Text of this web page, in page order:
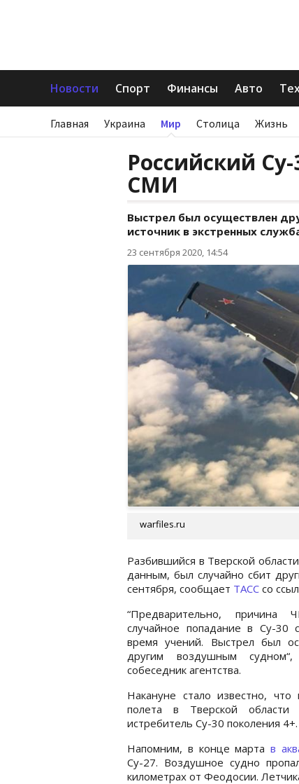
Новости Спорт Финансы Авто
Главная Украина Мир Столица Жизнь
Российский
СМИ
Выстрел был осуществлен
источник в экстренных
23 сентября 2020, 14:54
warfiles.ru
Разбившийся в Тверской
данным, был случайно сбит
сентября, сообщает ТАСС со
“Предварительно,
случайное попадание в Су-30
время учений. Выстрел был
другим воздушным
собеседник агентства.
Накануне стало известно, что
полета в Тверской области
истребитель Су-30 поколения
Напомним, в конце мартав
Су-27. Воздушное судно
километрах от Феодосии.